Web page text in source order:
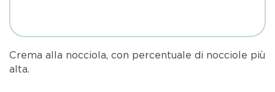
Crema alla nocciola, con percentuale di nocciole più
alta.